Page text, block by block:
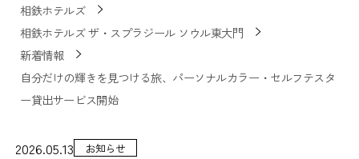
相鉄ホテルズ
相鉄ホテルズ ザ・スプラジール ソウル東大門
新着情報
自分だけの輝きを見つける旅、パーソナルカラー・セルフテスタ
ー貸出サービス開始
2026.05.13 お知らせ